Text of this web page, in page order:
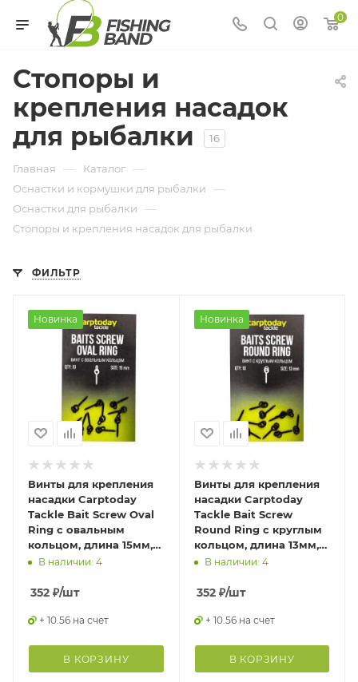
0
Стопоры и
крепления насадок
для рыбалки
16
Главная — Каталог —
Оснастки и кормушки для рыбалки —
Оснастки для рыбалки —
Стопоры и крепления насадок для рыбалки
ФИЛЬТР
Новинка
Винты для крепления
насадки Carptoday
Tackle Bait Screw Oval
Ring с овальным
кольцом, длина 15мм,
маВ наличии: 4
352 ₽/шт
+ 10.56 на счет
В КОРЗИНУ
Новинка
Винты для крепления
насадки Carptoday
Tackle Bait Screw
Round Ring с круглым
кольцом, длина 13мм,
маВ наличии: 4
352₽/шт
+ 10.56 на счет
В КОРЗИНУ